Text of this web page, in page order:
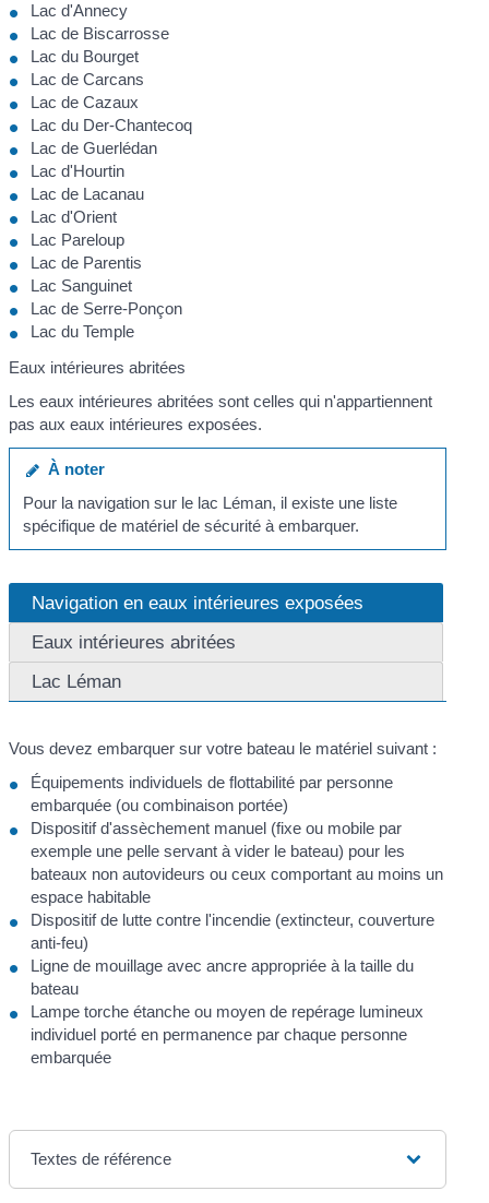
Lac d'Annecy
Lac de Biscarrosse
Lac du Bourget
Lac de Carcans
Lac de Cazaux
Lac du Der-Chantecoq
Lac de Guerlédan
Lac d'Hourtin
Lac de Lacanau
Lac d'Orient
Lac Pareloup
Lac de Parentis
Lac Sanguinet
Lac de Serre-Ponçon
Lac du Temple
Eaux intérieures abritées
Les eaux intérieures abritées sont celles qui n'appartiennent
pas aux eaux intérieures exposées.
À noter
Pour la navigation sur le lac Léman, il existe une liste
spécifique de matériel de sécurité à embarquer.
Navigation en eaux intérieures exposées
Eaux intérieures abritées
Lac Léman
Vous devez embarquer sur votre bateau le matériel suivant :
Équipements individuels de flottabilité par personne
embarquée (ou combinaison portée)
Dispositif d'assèchement manuel (fixe ou mobile par
exemple une pelle servant à vider le bateau) pour les
bateaux non autovideurs ou ceux comportant au moins un
espace habitable
Dispositif de lutte contre l'incendie (extincteur, couverture
anti-feu)
Ligne de mouillage avec ancre appropriée à la taille du
bateau
Lampe torche étanche ou moyen de repérage lumineux
individuel porté en permanence par chaque personne
embarquée
Textes de référence